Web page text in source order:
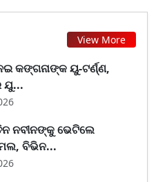
View More
କଙ୍ଗନାଙ୍କ ୟୁ-ଟର୍ଣ୍ଣ,
ଯୁ...
ନବୀନଙ୍କୁ ଭେଟିଲେ
ବିଭିନ...